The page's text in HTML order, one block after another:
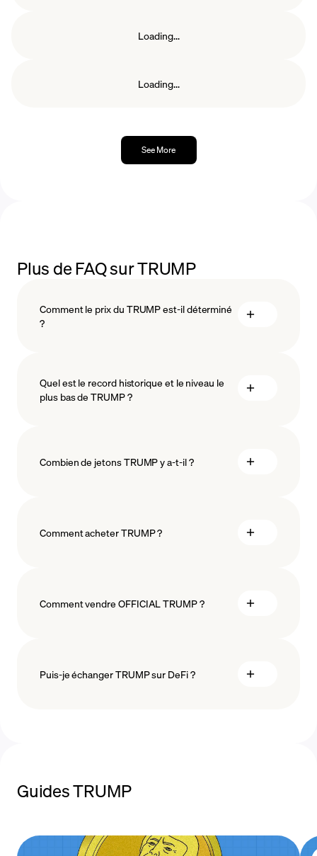
Loading...
Loading...
See More
Plus de FAQ sur TRUMP
Comment le prix du TRUMP est-il déterminé
?
Quel est le record historique et le niveau le
plus bas de TRUMP ?
Combien de jetons TRUMP y a-t-il ?
Comment acheter TRUMP ?
Comment vendre OFFICIAL TRUMP ?
Puis-je échanger TRUMP sur DeFi ?
Guides TRUMP